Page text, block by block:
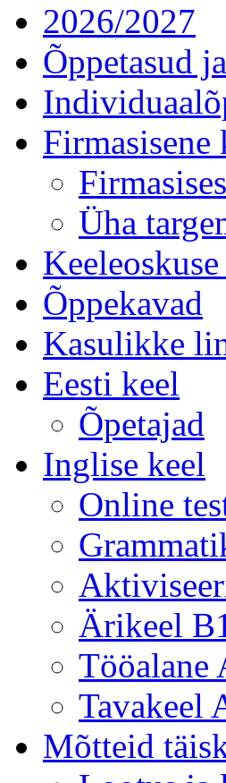
2026/2027
Õppetasud
Üha
Õppekavad
Kasulikke
Eesti keel
Õpetajad
Inglise keel
Online
Ärikeel
Tööalane
Tavakeel
Mõtteid